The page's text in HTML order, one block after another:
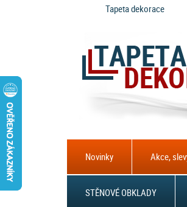
Tapeta dekorace
Novinky Akce,
STĚNOVÉ OBKLADY